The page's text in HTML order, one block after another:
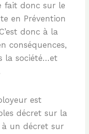
fait donc sur le
en Prévention
donc à la
conséquences,
la société…et
est
décret sur la
à un décret sur